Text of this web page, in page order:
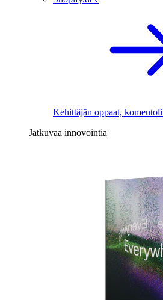
Kehittäjän oppaat,
Jatkuvaa innovointia